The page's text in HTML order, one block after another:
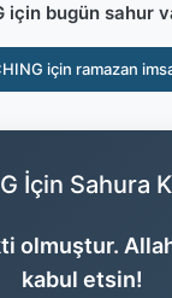
için bugün sahur
için ramazan
İçin Sahura
olmuştur. Allah
kabul etsin!